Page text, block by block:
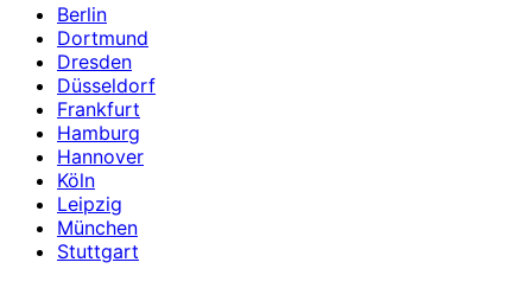
Berlin
Dortmund
Dresden
Düsseldorf
Frankfurt
Hamburg
Hannover
Köln
Leipzig
München
Stuttgart